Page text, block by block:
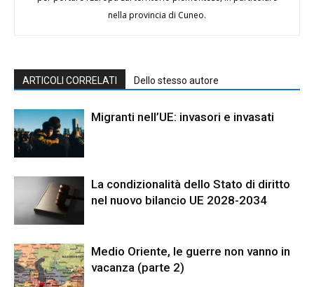
nella provincia di Cuneo.
ARTICOLI CORRELATI Dello stesso autore
Migranti nell’UE: invasori e invasati
La condizionalità dello Stato di diritto
nel nuovo bilancio UE 2028-2034
Medio Oriente, le guerre non vanno in
vacanza (parte 2)